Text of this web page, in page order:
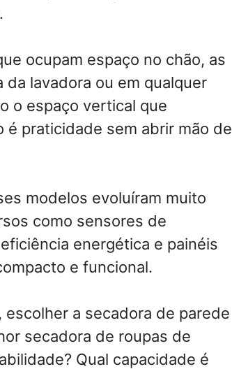
ocupam espaço no chão, as
lavadora ou em qualquer
o espaço vertical que
é praticidade sem abrir mão de
modelos evoluíram muito
como sensores de
energética e painéis
e funcional.
a secadora de parede
secadora de roupas de
Qual capacidade é